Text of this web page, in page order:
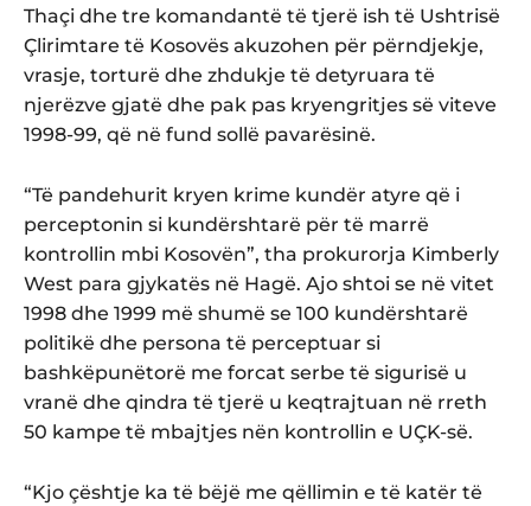
Thaçi dhe tre komandantë të tjerë ish të Ushtrisë
Çlirimtare të Kosovës akuzohen për përndjekje,
vrasje, torturë dhe zhdukje të detyruara të
njerëzve gjatë dhe pak pas kryengritjes së viteve
1998-99, që në fund sollë pavarësinë.
“Të pandehurit kryen krime kundër atyre që i
perceptonin si kundërshtarë për të marrë
kontrollin mbi Kosovën”, tha prokurorja Kimberly
West para gjykatës në Hagë. Ajo shtoi se në vitet
1998 dhe 1999 më shumë se 100 kundërshtarë
politikë dhe persona të perceptuar si
bashkëpunëtorë me forcat serbe të sigurisë u
vranë dhe qindra të tjerë u keqtrajtuan në rreth
50 kampe të mbajtjes nën kontrollin e UÇK-së.
“Kjo çështje ka të bëjë me qëllimin e të katër të